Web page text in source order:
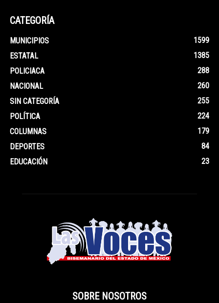
CATEGORÍA
MUNICIPIOS
1599
ESTATAL
1385
POLICIACA
288
NACIONAL
260
SIN CATEGORÍA
255
POLÍTICA
224
COLUMNAS
179
DEPORTES
84
EDUCACIÓN
23
SOBRE NOSOTROS